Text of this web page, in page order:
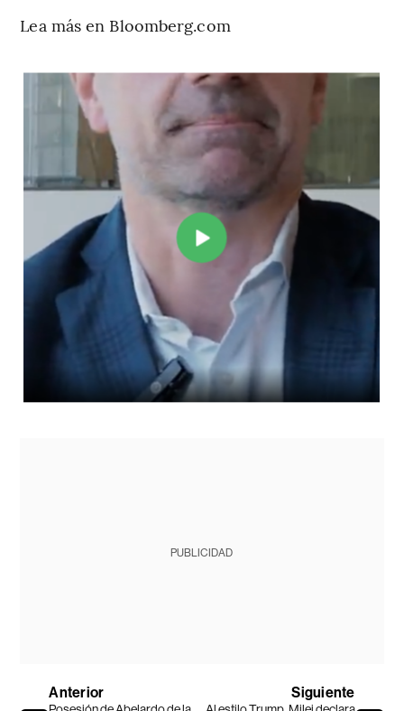
Lea más en Bloomberg.com
PUBLICIDAD
Anterior Siguiente